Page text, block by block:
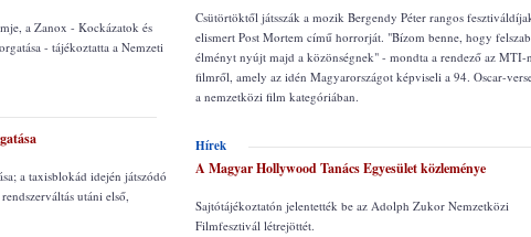
a Zanox - Kockázatok és
- tájékoztatta a Nemzeti
a taxisblokád idején játszódó
utáni első,
Csütörtöktől játsszák a mozik Bergendy Péter rangos
elismert Post Mortem című horrorját. "Bízom benne, hogy
élményt nyújt majd a közönségnek" - mondta a rendező az MTI-
filmről, amely az idén Magyarországot képviseli a 94. Oscar-
a nemzetközi film kategóriában.
Hírek
A Magyar Hollywood Tanács Egyesület közleménye
Sajtótájékoztatón jelentették be az Adolph Zukor Nemzetközi
Filmfesztivál létrejöttét.